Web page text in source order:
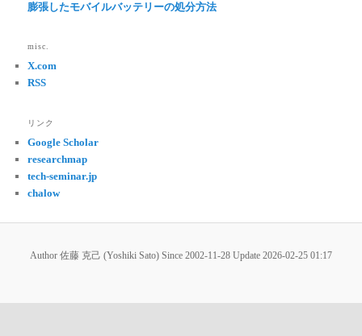
膨張したモバイルバッテリーの処分方法
misc.
X.com
RSS
リンク
Google Scholar
researchmap
tech-seminar.jp
chalow
Author 佐藤 克己 (Yoshiki Sato) Since 2002-11-28 Update 2026-02-25 01:17